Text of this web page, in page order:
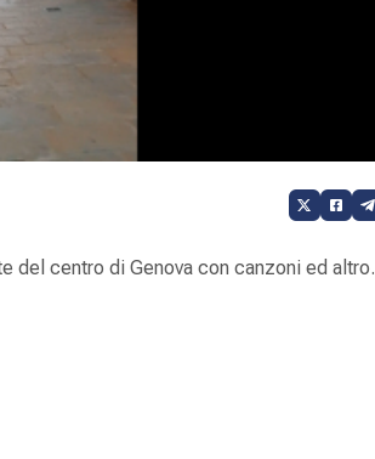
del centro di Genova con canzoni ed altro.